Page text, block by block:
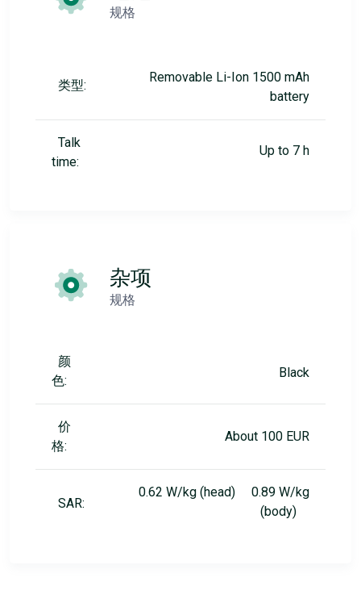
规格
类型:
Removable Li-Ion 1500 mAh
battery
Talk
time:
Up to 7 h
杂项
规格
颜
色:
Black
价
格:
About 100 EUR
SAR:
0.62 W/kg (head) 0.89 W/kg
(body)